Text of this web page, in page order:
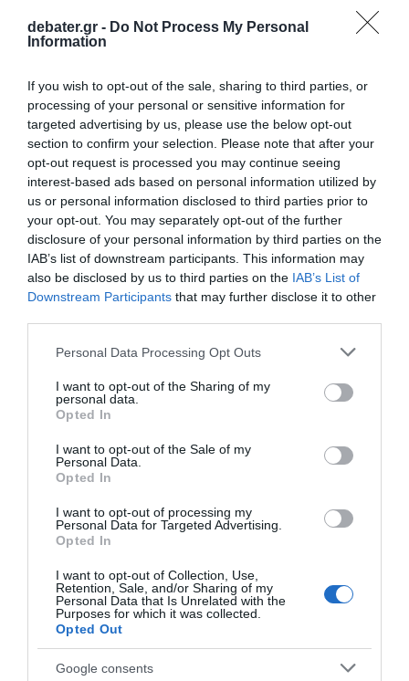
debater.gr - Do Not Process My Personal
Information
If you wish to opt-out of the sale, sharing to third parties, or
processing of your personal or sensitive information for
targeted advertising by us, please use the below opt-out
section to confirm your selection. Please note that after your
opt-out request is processed you may continue seeing
interest-based ads based on personal information utilized by
us or personal information disclosed to third parties prior to
your opt-out. You may separately opt-out of the further
disclosure of your personal information by third parties on the
IAB’s list of downstream participants. This information may
also be disclosed by us to third parties on the IAB’s List of
Downstream Participants that may further disclose it to other
Please note that this website/app uses one or more Google
not limited to your visit or usage behaviour. You may click to
grant or deny consent to Google and its third-party tags to
use your data for below specified purposes in below Google
consent section.
Personal Data Processing Opt Outs
I want to opt-out of the Sharing of my
personal data.
Opted In
I want to opt-out of the Sale of my
Personal Data.
Opted In
I want to opt-out of processing my
Personal Data for Targeted Advertising.
Opted In
I want to opt-out of Collection, Use,
Retention, Sale, and/or Sharing of my
Personal Data that Is Unrelated with the
Purposes for which it was collected.
Opted Out
Google consents
ΕΛΛΑΔΑ
Ελεύθερη η Έλενα Τοπαλίδου – Αναβλήθηκε
για την Δευτέρα 8 Ιουνίου η δίκη της στο
Αυτόφωρο
Συνελήφθη για οδήγηση υπό την επήρεια αλκοόλ
05.06.2026 - 16:44
Δημήτρης Λιγνάδης: Διεκόπη για 17/6 η δίκη
στο Εφετείο – Παρόντες οι 3 που τον
κατήγγειλαν για βιασμό
Να γίνει δεκτή η έφεση για το ύψος της πρωτόδικης